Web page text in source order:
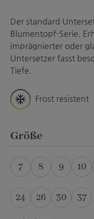
Der standard
Blumentopf-Serie.
imprägnierter oder
Untersetzer fasst
Tiefe.
Frost resistent
Größe
7
(Diese Option ist
8
(Diese
9
(Diese
10
24 26 30 37